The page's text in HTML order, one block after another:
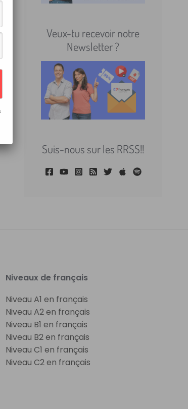
Veux-tu recevoir notre
Newsletter ?
Suis-nous sur les RRSS!!
Niveaux de français
Niveau A1 en français
Niveau A2 en français
Niveau B1 en français
Niveau B2 en français
Niveau C1 en français
Niveau C2 en français